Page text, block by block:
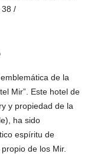
38 /
de la
Mir”. Este hotel de
y propiedad de la
ha sido
espíritu de
de los Mir.